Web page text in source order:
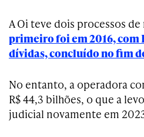
A Oi teve dois processos
primeiro foi em 2016, com
dívidas, concluído no fim
No entanto, a operadora
R$ 44,3 bilhões, o que a
judicial novamente em